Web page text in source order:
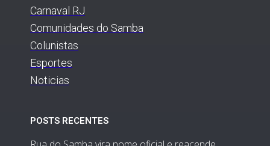
Carnaval RJ
Comunidades do Samba
Colunistas
Esportes
Noticias
POSTS RECENTES